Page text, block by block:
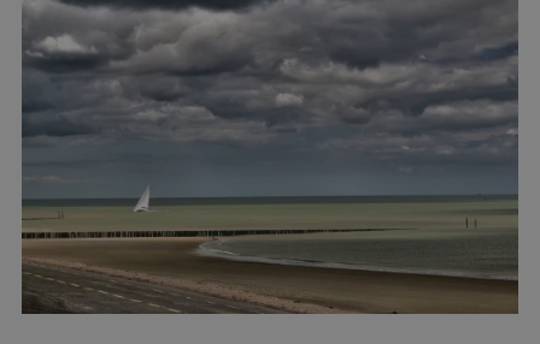
Webshop
Contact
Magazines